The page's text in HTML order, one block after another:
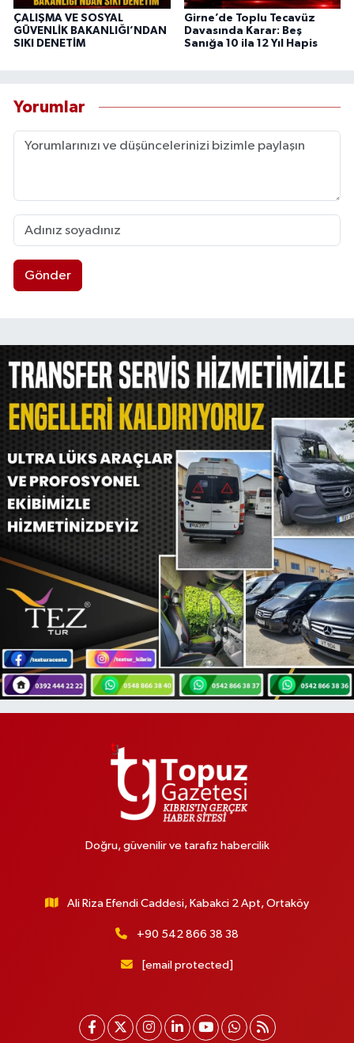
ÇALIŞMA VE SOSYAL
GÜVENLİK BAKANLIĞI’NDAN
SIKI DENETİM
Girne’de Toplu Tecavüz
Davasında Karar: Beş
Sanığa 10 ila 12 Yıl Hapis
Yorumlar
Gönder
Doğru, güvenilir ve tarafız habercilik
Ali Riza Efendi Caddesi, Kabakci 2 Apt, Ortaköy
+90 542 866 38 38
[email protected]